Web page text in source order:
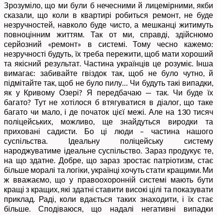
Зрозуміло, що ми були б нечесними й лицемірними, якби
сказали, що коли в квартирі робиться ремонт, не буде
незручностей, навколо буде чисто, а мешканці житимуть
повноцінним життям. Так от ми, справді, здійснюмо
серйозний «ремонт» в системі. Тому чесно кажемо:
незручності будуть, їх треба пережити, щоб мати хороший
та якісний результат. Частина українців це розуміє. Інша
вимагає: забивайте гвіздок так, щоб не було чутно, й
підмітайте так, щоб не було пилу… Чи будуть такі випадки,
як у Кривому Озері? Я передбачаю — так. Чи буде їх
багато? Тут не хотілося б втягуватися в діалог, що таке
багато чи мало, і де початок цієї межі. Але на 130 тисяч
поліцейських, можливо, ще знайдуться виродки та
приховані садисти. Бо ці люди – частина нашого
суспільства. Ідеальну поліцейську систему
народжуватиме ідеальне суспільство. Зараз продукує те,
на що здатне. Добре, що зараз зростає патріотизм, стає
більше моралі та логіки, українці хочуть стати кращими. Ми
ж вважаємо, що у правоохоронній системі мають бути
кращі з кращих, які здатні ставити високі цілі та показувати
приклад. Раді, коли вдається таких знаходити, і їх стає
більше. Сподіваюся, що надалі негативні випадки